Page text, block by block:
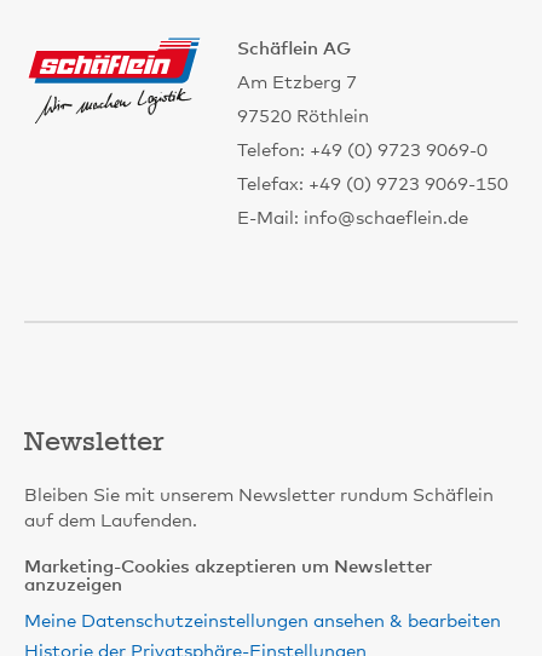
Schäflein AG
Am Etzberg 7
97520 Röthlein
Telefon: +49 (0) 9723 9069-0
Telefax: +49 (0) 9723 9069-150
E-Mail: info@schaeflein.de
Newsletter
Bleiben Sie mit unserem Newsletter rundum Schäflein
auf dem Laufenden.
Marketing-Cookies akzeptieren um Newsletter
anzuzeigen
Meine Datenschutzeinstellungen ansehen & bearbeiten
Historie der Privatsphäre-Einstellungen